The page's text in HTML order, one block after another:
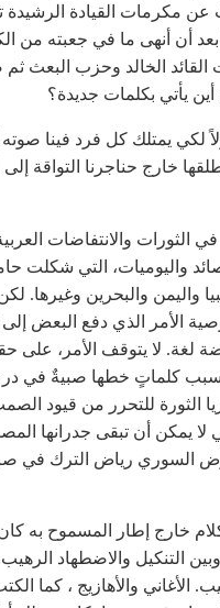
مكرمات القيادة الرشيدة
أن أنهى ما في جعبته من
القائد الخالد وحزب البعث
يأتي بكلمات جديدة؟
لكي يمتلك كل فرد فينا صوته
خارج حناجرنا التواقة
الثورات والانتفاضات
واليوميات، التي شكلت
واليمن والبحرين وغيرها.
الأمر الذي دفع البعض إلى
لغة. لا يتوقف الأمر، على
بسبب كلماتٍ خطها صبيةٌ في
الثورة للتحرر من قيود
لا يمكن أن تبقى جدرانها
السوري رياض الترك في
خارج إطار المسموح به
التنكيل والاضطهاد
والأهازيج ، كما